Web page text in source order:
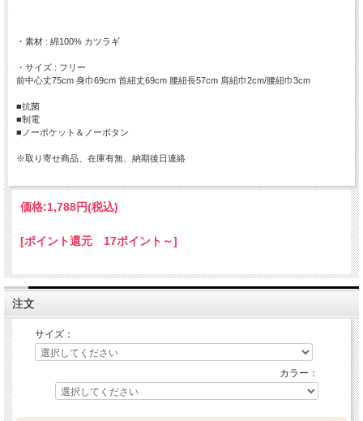
・素材 : 綿100% カツラギ
・サイズ : フリー
前中心丈75cm 身巾69cm 首紐丈69cm 腰紐長57cm 肩紐巾2cm/腰紐巾3cm
■抗菌
■制電
■ノーポケット＆ノーボタン
※取り寄せ商品、在庫有無、納期後日連絡
価格:1,788円(税込)
[ポイント還元 17ポイント～]
注文
サイズ：
カラー：